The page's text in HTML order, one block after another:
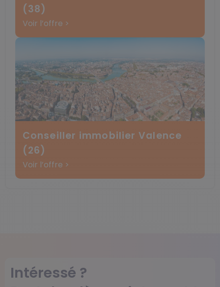
(38)
Voir l’offre >
Conseiller immobilier Valence
(26)
Voir l’offre >
Intéressé ?